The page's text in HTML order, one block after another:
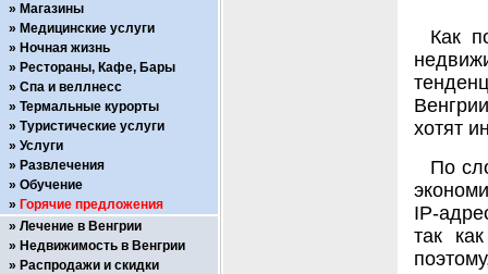
Как
хотят
По
IP-
так
Магазины
Медицинские услуги
Ночная жизнь
Рестораны, Кафе, Бары
Спа и веллнесс
Термальные курорты
Туристические услуги
Услуги
Развлечения
Обучение
Горячие предложения
Лечение в Венгрии
Недвижимость в Венгрии
Распродажи и скидки